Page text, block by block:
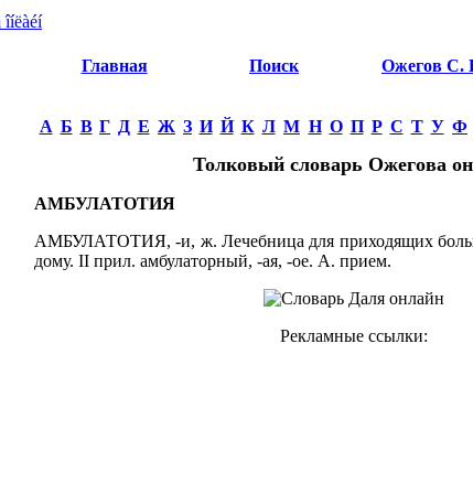
Главная Поиск Ожегов С.
А Б В Г Д Е Ж З И Й К Л М Н О П Р С Т У Ф
Толковый словарь Ожегова
АМБУЛАТОТИЯ
АМБУЛАТОТИЯ, -и, ж. Лечебница для приходящих
дому. II прил. амбулаторный, -ая, -ое. А. прием.
Рекламные ссылки: